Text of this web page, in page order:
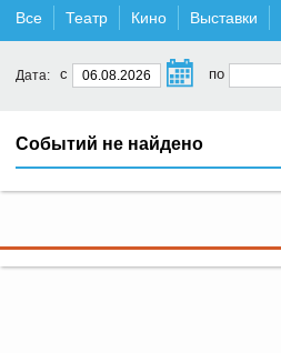
Все Театр Кино Выставки
Дата: с по
Событий не найдено